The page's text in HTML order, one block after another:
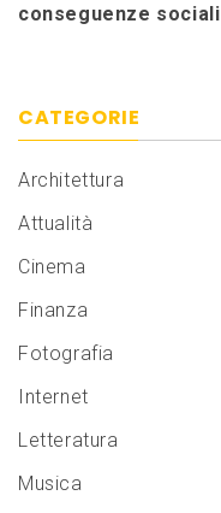
conseguenze sociali
CATEGORIE
Architettura
Attualità
Cinema
Finanza
Fotografia
Internet
Letteratura
Musica